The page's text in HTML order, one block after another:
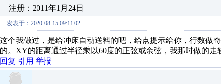
注册：2011年1月24日
发表于：2020-08-15 09:11:02
这个我做过，是给冲床自动送料的吧，给点提示给你，行数做
的。XY的距离通过半径乘以60度的正弦或余弦，我那时做的
回复 引用 举报